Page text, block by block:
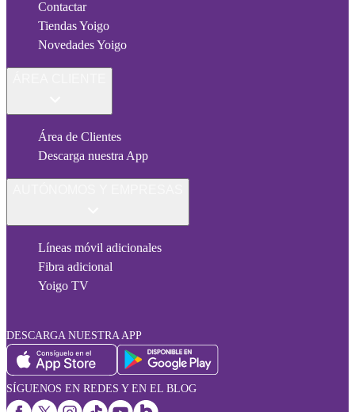
Contactar
Tiendas Yoigo
Novedades Yoigo
Área de Clientes
Descarga nuestra App
Líneas móvil adicionales
Fibra adicional
Yoigo TV
DESCARGA NUESTRA APP
SÍGUENOS EN REDES Y EN EL BLOG